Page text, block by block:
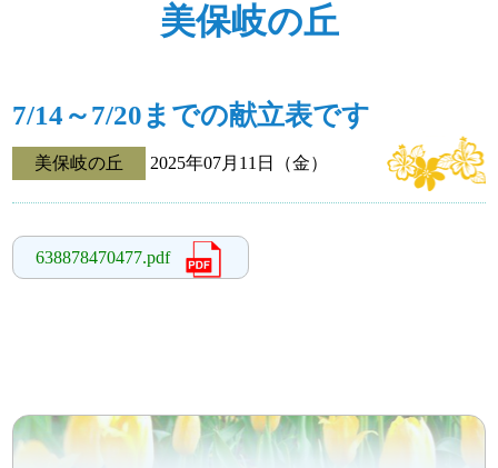
美保岐の丘
7/14～7/20までの献立表です
美保岐の丘 2025年07月11日（金）
638878470477.pdf